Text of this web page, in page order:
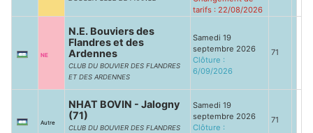
tarifs : 22/08/2026
NE
N.E. Bouviers des
Flandres et des
Ardennes
CLUB DU BOUVIER DES FLANDRES
ET DES ARDENNES
Samedi 19
septembre 2026
Clôture :
6/09/2026
71
Autre
NHAT BOVIN - Jalogny
(71)
CLUB DU BOUVIER DES FLANDRES
Samedi 19
septembre 2026
Clôture :
71